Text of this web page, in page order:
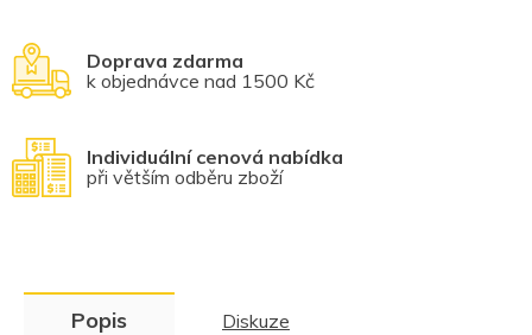
Doprava zdarma
k objednávce nad 1500 Kč
Individuální cenová nabídka
při větším odběru zboží
Popis Diskuze